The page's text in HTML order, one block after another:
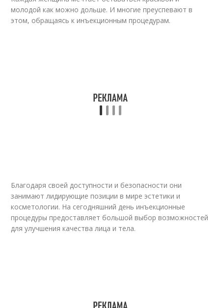
молодой как можно дольше. И многие преуспевают в
этом, обращаясь к инъекционным процедурам.
Благодаря своей доступности и безопасности они
занимают лидирующие позиции в мире эстетики и
косметологии. На сегодняшний день инъекционные
процедуры предоставляет большой выбор возможностей
для улучшения качества лица и тела.